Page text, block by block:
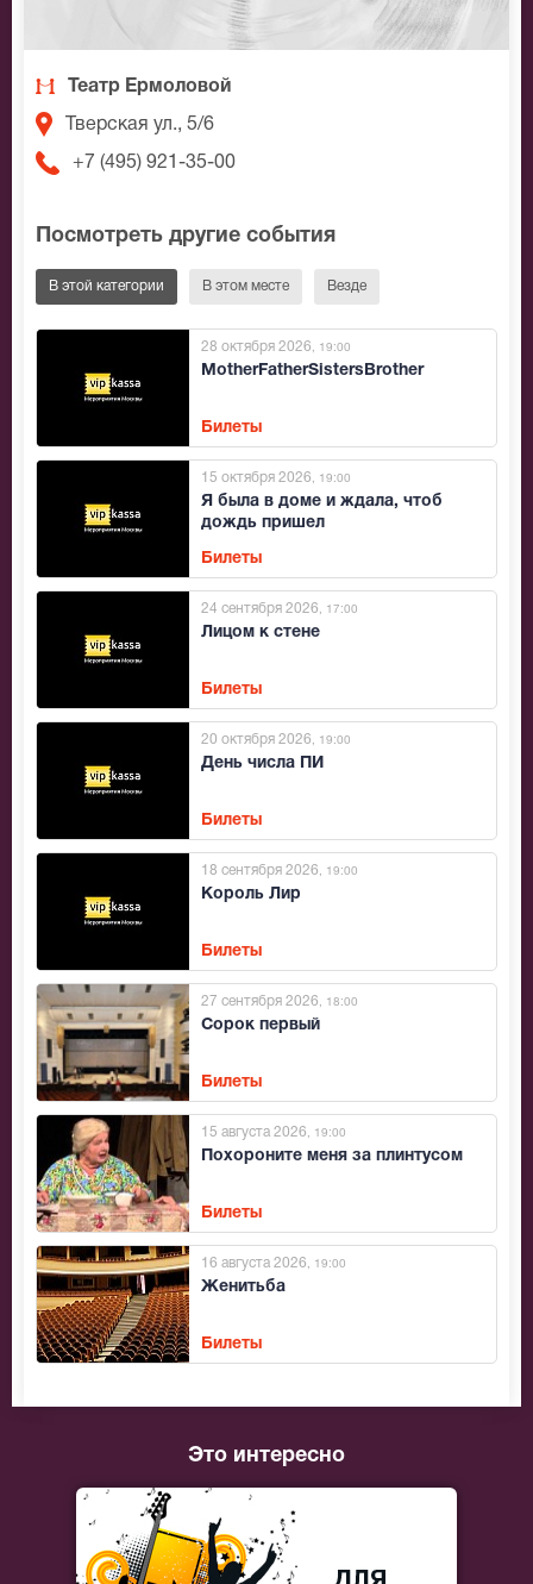
Театр Ермоловой
Тверская ул., 5/6
+7 (495) 921-35-00
Посмотреть другие события
В этой категории В этом месте Везде
MotherFatherSistersBrother
28 октября 2026 , 19:00
Билеты
Я была в доме и ждала, чтоб
дождь пришел
15 октября 2026 , 19:00
Билеты
Лицом к стене
24 сентября 2026 , 17:00
Билеты
День числа ПИ
20 октября 2026 , 19:00
Билеты
Король Лир
18 сентября 2026 , 19:00
Билеты
Сорок первый
27 сентября 2026 , 18:00
Билеты
Похороните меня за плинтусом
15 августа 2026 , 19:00
Билеты
Женитьба
16 августа 2026 , 19:00
Билеты
Это интересно